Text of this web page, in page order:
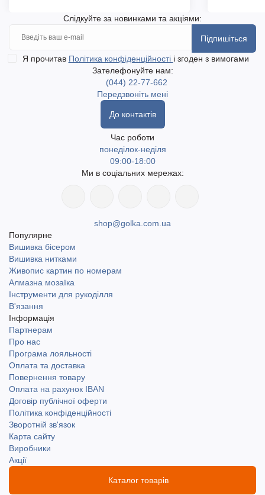
Слідкуйте за новинками та акціями:
Підпишіться
Я прочитав Політика конфіденційності і згоден з вимогами
Зателефонуйте нам:
(044) 22-77-662
Передзвоніть мені
До контактів
Час роботи
понеділок-неділя
09:00-18:00
Ми в соціальних мережах:
shop@golka.com.ua
Популярне
Вишивка бісером
Вишивка нитками
Живопис картин по номерам
Алмазна мозаїка
Інструменти для рукоділля
В'язання
Інформація
Партнерам
Про нас
Програма лояльності
Оплата та доставка
Повернення товару
Оплата на рахунок IBAN
Договір публічної оферти
Політика конфіденційності
Зворотній зв'язок
Карта сайту
Виробники
Акції
Каталог товарів